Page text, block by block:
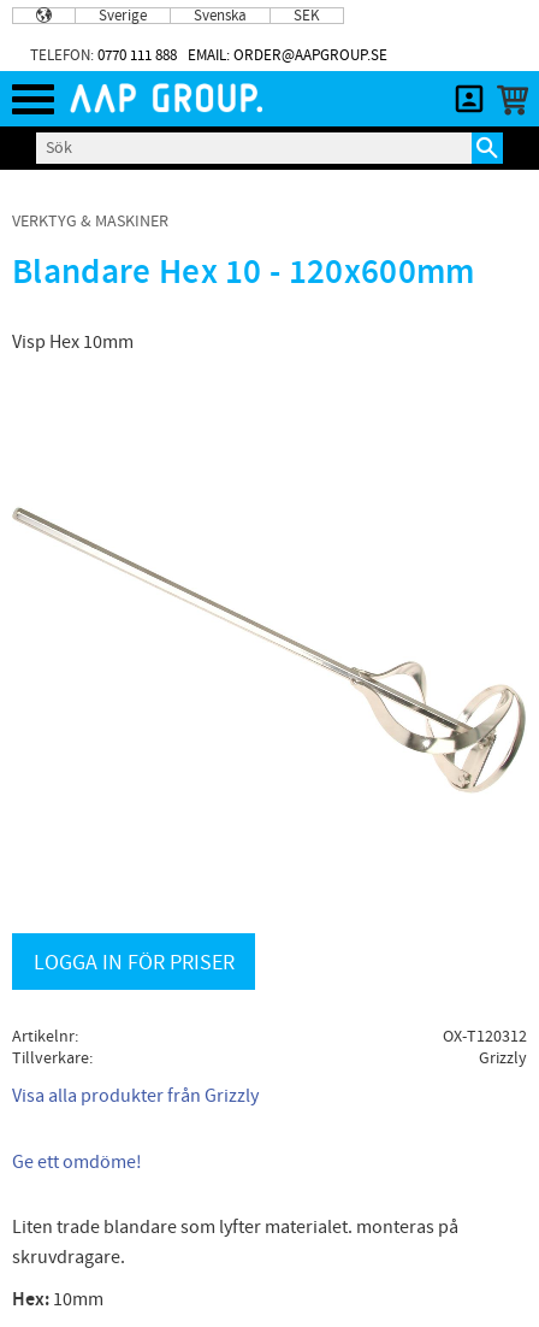
Meny
Sverige Svenska SEK
TELEFON:0770 111 888 EMAIL: ORDER@AAPGROUP.SE
VERKTYG & MASKINER
Blandare Hex 10 - 120x600mm
Visp Hex 10mm
LOGGA IN FÖR PRISER
Artikelnr
OX-T120312
Tillverkare
Grizzly
Visa alla produkter från Grizzly
Ge ett omdöme!
Liten trade blandare som lyfter materialet. monteras på
skruvdragare.
Hex: 10mm